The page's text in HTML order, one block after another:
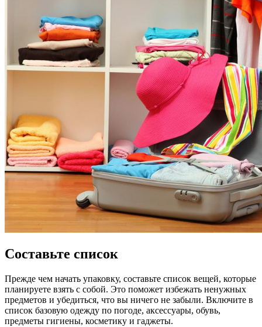
Составьте список
Прежде чем начать упаковку, составьте список вещей, которые
планируете взять с собой. Это поможет избежать ненужных
предметов и убедиться, что вы ничего не забыли. Включите в
список базовую одежду по погоде, аксессуары, обувь,
предметы гигиены, косметику и гаджеты.